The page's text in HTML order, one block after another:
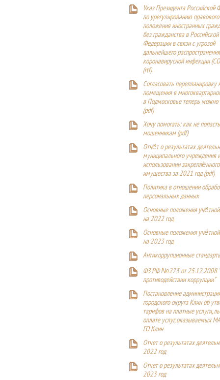
Указ Президента Российской
по урегулированию правового
положения иностранных
без гражданства в Российской
Федерации в связи с угрозой
дальнейшего
коронавирусной инфекции
(rtf)
Согласовать перепланировку
помещения в
в Подмосковье теперь можно
(pdf)
Хочу помогать: как не
мошенникам (pdf)
Отчёт о результатах
муниципального учреждения
использовании
имущества за 2021 год (pdf)
Политика в отношении
персональных данных
Основные положения
на 2022 год
Основные положения
на 2023 год
Антикоррупционные
ФЗ РФ №273 от 25.12.2008
противодействии коррупции"
Постановление
городского округа Клин об
тарифов на платные услуги,
оплате услуг, оказываемых
ГО Клин
Отчет о результатах
2022 год
Отчет о результатах
2023 год